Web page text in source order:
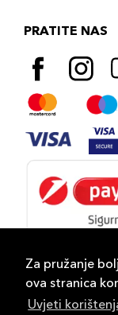
Za pružanje
ova stranica
Uvjeti
PRATITE NAS